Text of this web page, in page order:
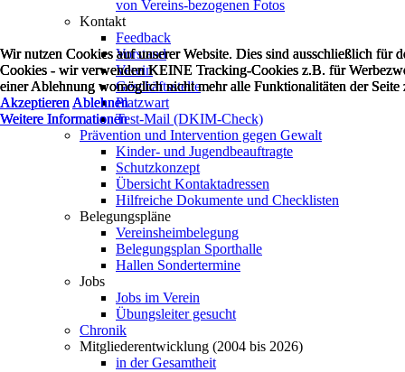
von Vereins-bezogenen Fotos
Kontakt
Feedback
Vorstand
Verein
Geschäftsstelle
Platzwart
Test-Mail (DKIM-Check)
Prävention und Intervention gegen Gewalt
Kinder- und Jugendbeauftragte
Schutzkonzept
Übersicht Kontaktadressen
Hilfreiche Dokumente und Checklisten
Belegungspläne
Vereinsheimbelegung
Belegungsplan Sporthalle
Hallen Sondertermine
Jobs
Jobs im Verein
Übungsleiter gesucht
Chronik
Mitgliederentwicklung (2004 bis 2026)
in der Gesamtheit
Wir nutzen Cookies auf unserer Website. Dies sind ausschließlich für
Cookies - wir verwenden KEINE Tracking-Cookies z.B. für
einer Ablehnung womöglich nicht mehr alle Funktionalitäten der Seite
Akzeptieren Ablehnen
Weitere Informationen
Wir nutzen Cookies auf unserer Website. Dies sind ausschließlich für
Cookies - wir verwenden KEINE Tracking-Cookies z.B. für
einer Ablehnung womöglich nicht mehr alle Funktionalitäten der Seite
Akzeptieren Ablehnen
Weitere Informationen
Wir nutzen Cookies auf unserer Website. Dies sind ausschließlich für
Cookies - wir verwenden KEINE Tracking-Cookies z.B. für
einer Ablehnung womöglich nicht mehr alle Funktionalitäten der Seite
Akzeptieren Ablehnen
Weitere Informationen